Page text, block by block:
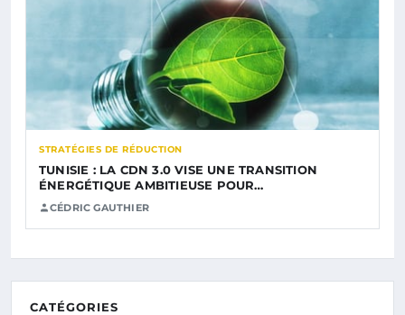
STRATÉGIES DE RÉDUCTION
TUNISIE : LA CDN 3.0 VISE UNE TRANSITION
ÉNERGÉTIQUE AMBITIEUSE POUR…
CÉDRIC GAUTHIER
CATÉGORIES